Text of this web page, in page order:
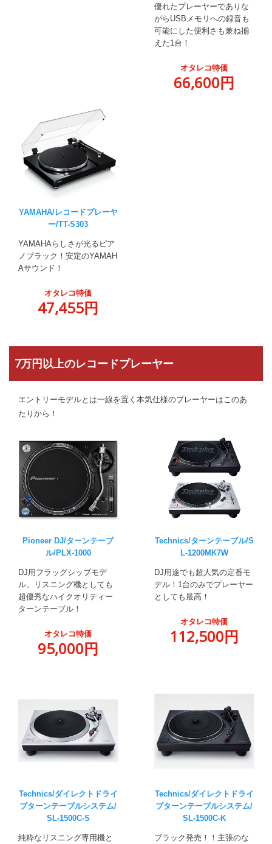
優れたプレーヤーでありな
がらUSBメモリへの録音も
可能にした便利さも兼ね揃
えた1台！
オタレコ特価
66,600円
YAMAHA/レコードプレーヤ
ー/TT-S303
YAMAHAらしさが光るピア
ノブラック！安定のYAMAH
Aサウンド！
オタレコ特価
47,455円
7万円以上のレコードプレーヤー
エントリーモデルとは一線を置く本気仕様のプレーヤーはこのあ
たりから！
Pioneer DJ/ターンテーブ
ル/PLX-1000
DJ用フラッグシップモデ
ル。リスニング機としても
超優秀なハイクオリティー
ターンテーブル！
オタレコ特価
95,000円
Technics/ターンテーブル/S
L-1200MK7W
DJ用途でも超人気の定番モ
デル！1台のみでプレーヤー
としても最高！
オタレコ特価
112,500円
Technics/ダイレクトドライ
ブターンテーブルシステム/
SL-1500C-S
純粋なリスニング専用機と
Technics/ダイレクトドライ
ブターンテーブルシステム/
SL-1500C-K
ブラック発売！！主張のな